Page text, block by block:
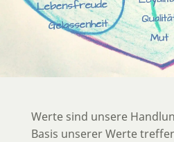
Werte sind unsere
Basis unserer Werte